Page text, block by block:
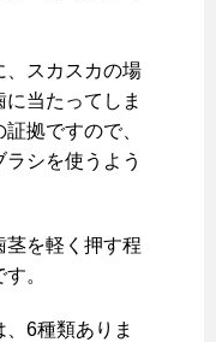
、スカスカの場
当たってしま
拠ですので、
シを使うよう
茎を軽く押す程
。
6種類ありま